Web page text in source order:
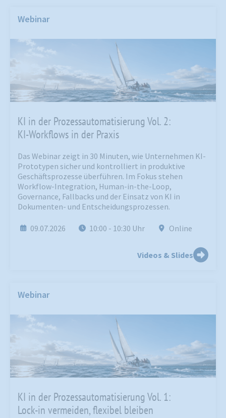
Webinar
KI in der Prozessautomatisierung Vol. 2:
KI-Workflows in der Praxis
Das Webinar zeigt in 30 Minuten, wie Unternehmen KI-
Prototypen sicher und kontrolliert in produktive
Geschäftsprozesse überführen. Im Fokus stehen
Workflow-Integration, Human-in-the-Loop,
Governance, Fallbacks und der Einsatz von KI in
Dokumenten- und Entscheidungsprozessen.
09.07.2026 10:00 - 10:30 Uhr Online
Videos & Slides
Webinar
KI in der Prozessautomatisierung Vol. 1:
Lock-in vermeiden, flexibel bleiben